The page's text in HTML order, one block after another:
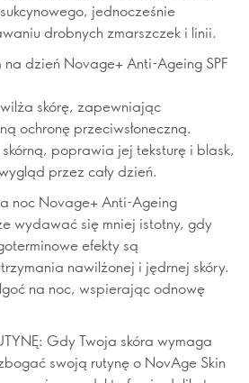
jednocześnie
drobnych zmarszczek i linii.
dzień Novage+ Anti-Ageing SPF
skórę, zapewniając
ochronę przeciwsłoneczną.
poprawia jej teksturę i blask,
przez cały dzień.
noc Novage+ Anti-Ageing
wydawać się mniej istotny, gdy
efekty są
nawilżonej i jędrnej skóry.
na noc, wspierając odnowę
Gdy Twoja skóra wymaga
swoją rutynę o NovAge Skin